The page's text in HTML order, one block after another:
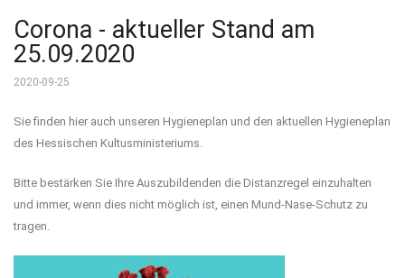
Corona - aktueller Stand am
25.09.2020
2020-09-25
Sie finden hier auch unseren Hygieneplan und den aktuellen Hygieneplan
des Hessischen Kultusministeriums.
Bitte bestärken Sie Ihre Auszubildenden die Distanzregel einzuhalten
und immer, wenn dies nicht möglich ist, einen Mund-Nase-Schutz zu
tragen.